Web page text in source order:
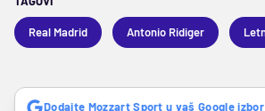
Real Madrid Antonio Ridiger
Dodajte Mozzart Sport u vaš Google izbor